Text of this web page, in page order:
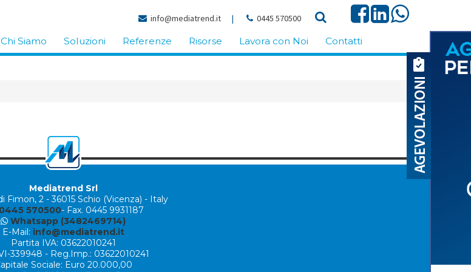
info@mediatrend.it | 0445 570500
Chi Siamo Soluzioni Referenze Risorse Lavora con Noi Contatti
Mediatrend Srl
Fimon, 2 - 36015 Schio (Vicenza) - Italy
0445 570500- Fax. 0445 9931187
Whatsapp (3482469714)
E-Mail: info@mediatrend.it
Partita IVA: 03622010241
339948 - Reg.Imp.: 03622010241
Sociale: Euro 20.000,00